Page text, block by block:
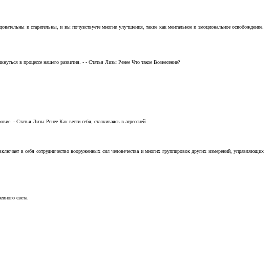
и старательны, и вы почувствуете многие улучшения, такие как ментальное и эмоциональное освобождение.
в процессе нашего развития. - - Статья Лизы Ренее Что такое Вознесение?
- Статья Лизы Ренее Как вести себя, сталкиваясь в агрессией
в себя сотрудничество вооруженных сил человечества и многих группировок других измерений, управляющих
света.